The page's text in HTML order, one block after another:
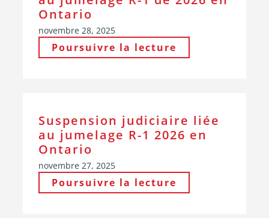
Ontario
novembre 28, 2025
Poursuivre la lecture
Suspension judiciaire liée
au jumelage R-1 2026 en
Ontario
novembre 27, 2025
Poursuivre la lecture